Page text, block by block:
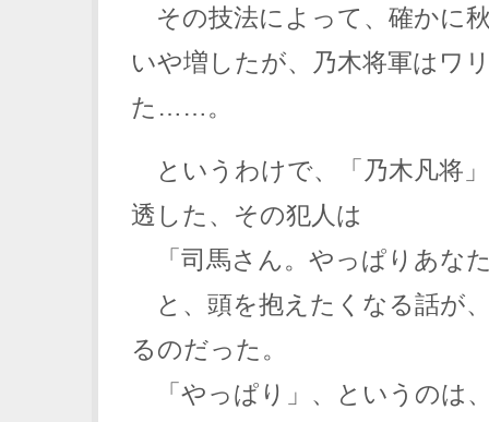
その技法によって、確かに
いや増したが、乃木将軍はワ
た……。
というわけで、「乃木凡将
透した、その犯人は
「司馬さん。やっぱりあな
と、頭を抱えたくなる話が
るのだった。
「やっぱり」、というのは